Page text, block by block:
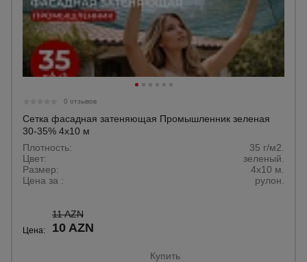
0 отзывов
Сетка фасадная затеняющая Промышленник зеленая
30-35% 4х10 м
Плотность:
35 г/м2.
Цвет:
зеленый.
Размер:
4x10 м.
Цена за :
рулон.
Цена:
11 AZN
10 AZN
Купить